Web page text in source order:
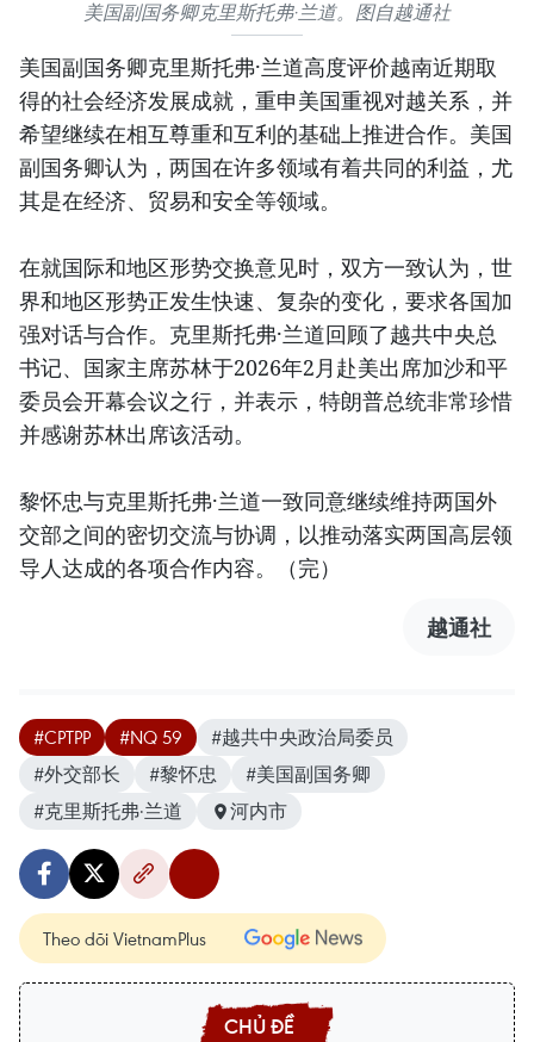
美国副国务卿克里斯托弗·兰道。图自越通社
美国副国务卿克里斯托弗·兰道高度评价越南近期取
得的社会经济发展成就，重申美国重视对越关系，并
希望继续在相互尊重和互利的基础上推进合作。美国
副国务卿认为，两国在许多领域有着共同的利益，尤
其是在经济、贸易和安全等领域。
在就国际和地区形势交换意见时，双方一致认为，世
界和地区形势正发生快速、复杂的变化，要求各国加
强对话与合作。克里斯托弗·兰道回顾了越共中央总
书记、国家主席苏林于2026年2月赴美出席加沙和平
委员会开幕会议之行，并表示，特朗普总统非常珍惜
并感谢苏林出席该活动。
黎怀忠与克里斯托弗·兰道一致同意继续维持两国外
交部之间的密切交流与协调，以推动落实两国高层领
导人达成的各项合作内容。（完）
越通社
#CPTPP #NQ 59
#越共中央政治局委员
#外交部长
#黎怀忠
#美国副国务卿
#克里斯托弗·兰道
河内市
Theo dõi VietnamPlus